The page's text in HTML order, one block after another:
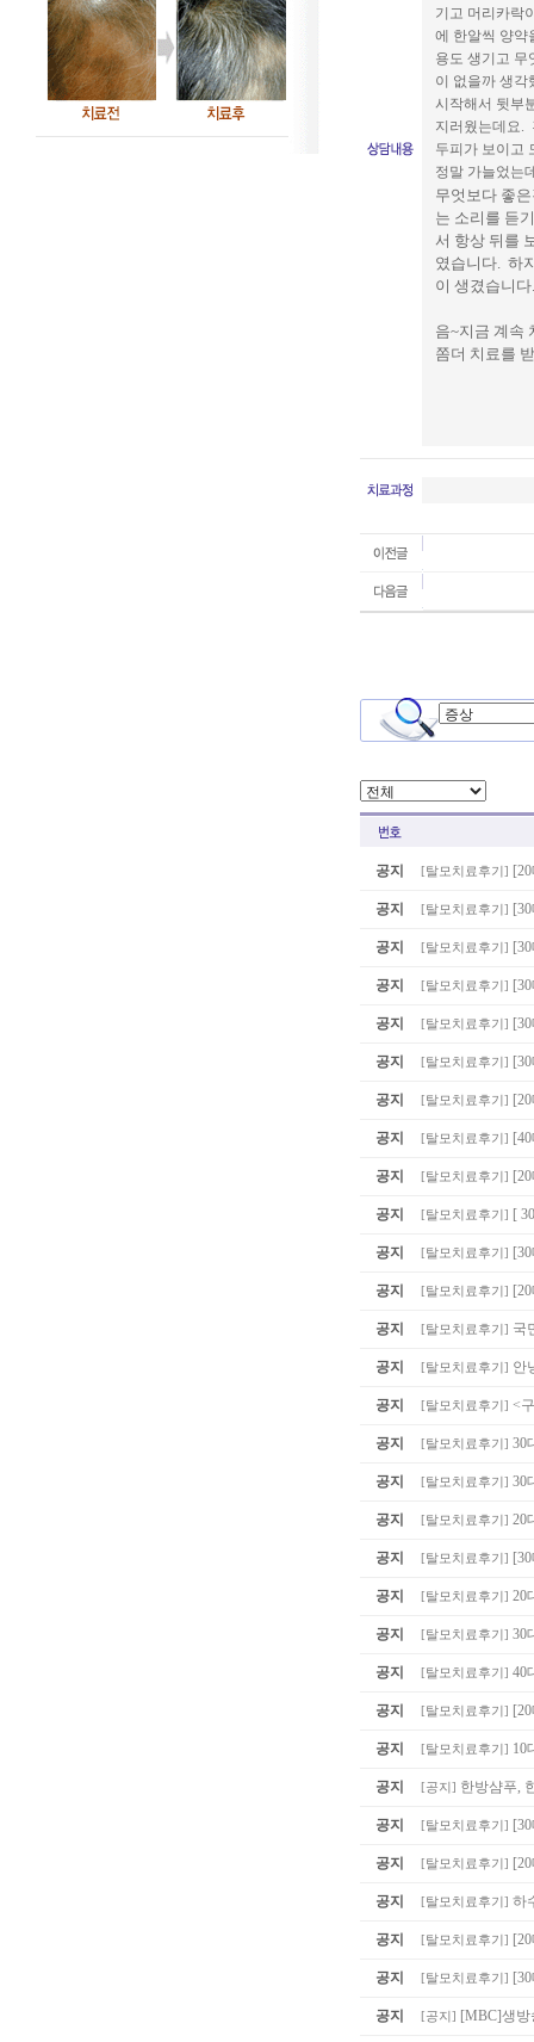
기고 머리카락
에 한알씩 양약
용도 생기고 무
이 없을까 생각
시작해서 뒷부
지러웠는데요.
두피가 보이고
정말 가늘었는
무엇보다 좋
는 소리를 듣
서 항상 뒤를
였습니다. 하
이 생겼습니다.
음~지금 계속
쫌더 치료를
공지 [탈모치료후기 ]
공지 [탈모치료후기 ]
공지 [탈모치료후기 ]
공지 [탈모치료후기 ]
공지 [탈모치료후기 ]
공지 [탈모치료후기 ]
공지 [탈모치료후기 ]
공지 [탈모치료후기 ]
공지 [탈모치료후기 ]
공지 [탈모치료후기 ] [
공지 [탈모치료후기 ]
공지 [탈모치료후기 ]
공지 [탈모치료후기 ] 국
공지 [탈모치료후기 ] 안
공지 [탈모치료후기 ] <
공지 [탈모치료후기 ] 30
공지 [탈모치료후기 ] 30
공지 [탈모치료후기 ] 20
공지 [탈모치료후기 ]
공지 [탈모치료후기 ] 20
공지 [탈모치료후기 ] 30
공지 [탈모치료후기 ] 40
공지 [탈모치료후기 ]
공지 [탈모치료후기 ] 10
공지 [공지 ] 한방샴푸,
공지 [탈모치료후기 ]
공지 [탈모치료후기 ]
공지 [탈모치료후기 ] 하
공지 [탈모치료후기 ]
공지 [탈모치료후기 ]
공지 [공지 ] [MBC]생방